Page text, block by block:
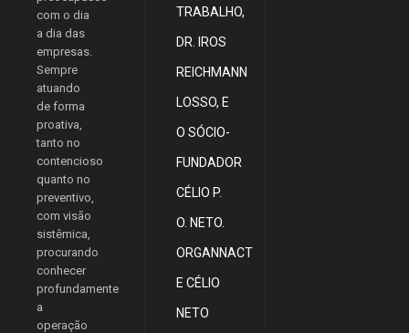
com o dia
a dia das
empresas.
Sempre
atuando
de forma
proativa,
tanto no
contencioso
quanto no
preventivo,
com visão
sistêmica,
procurando
conhecer
profundamente
a
operação
TRABALHO,
DR. IROS
REICHMANN
LOSSO, E
O SÓCIO-
FUNDADOR
CÉLIO P.
O. NETO.
ORGANNACT
E CÉLIO
NETO